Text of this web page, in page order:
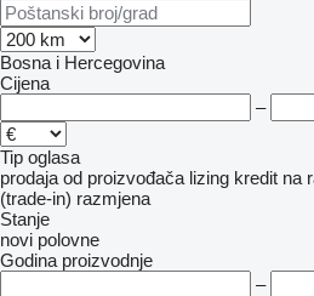
Bosna i Hercegovina
Cijena
–
Tip oglasa
prodaja od proizvođača lizing kredit na
(trade-in) razmjena
Stanje
novi polovne
Godina proizvodnje
–